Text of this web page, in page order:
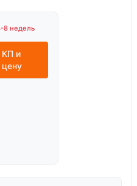
8 недель
КП и